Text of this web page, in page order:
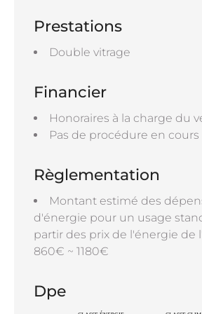
Prestations
Double vitrage
Financier
Honoraires à la charge du
Pas de procédure en cours
Règlementation
Montant estimé des
d'énergie pour un usage
partir des prix de l'énergie de
860€ ~ 1180€
Dpe